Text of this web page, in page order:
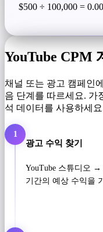
$500 ÷ 100,000 =
YouTube CPM
채널 또는 광고 캠페인
음 단계를 따르세요. 가
석 데이터를 사용하세
1
광고 수익 찾기
YouTube 스튜디오
기간의 예상 수익을